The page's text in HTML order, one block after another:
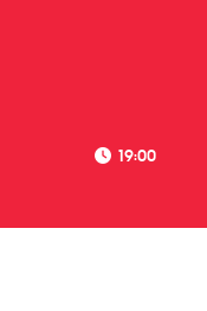
19:00